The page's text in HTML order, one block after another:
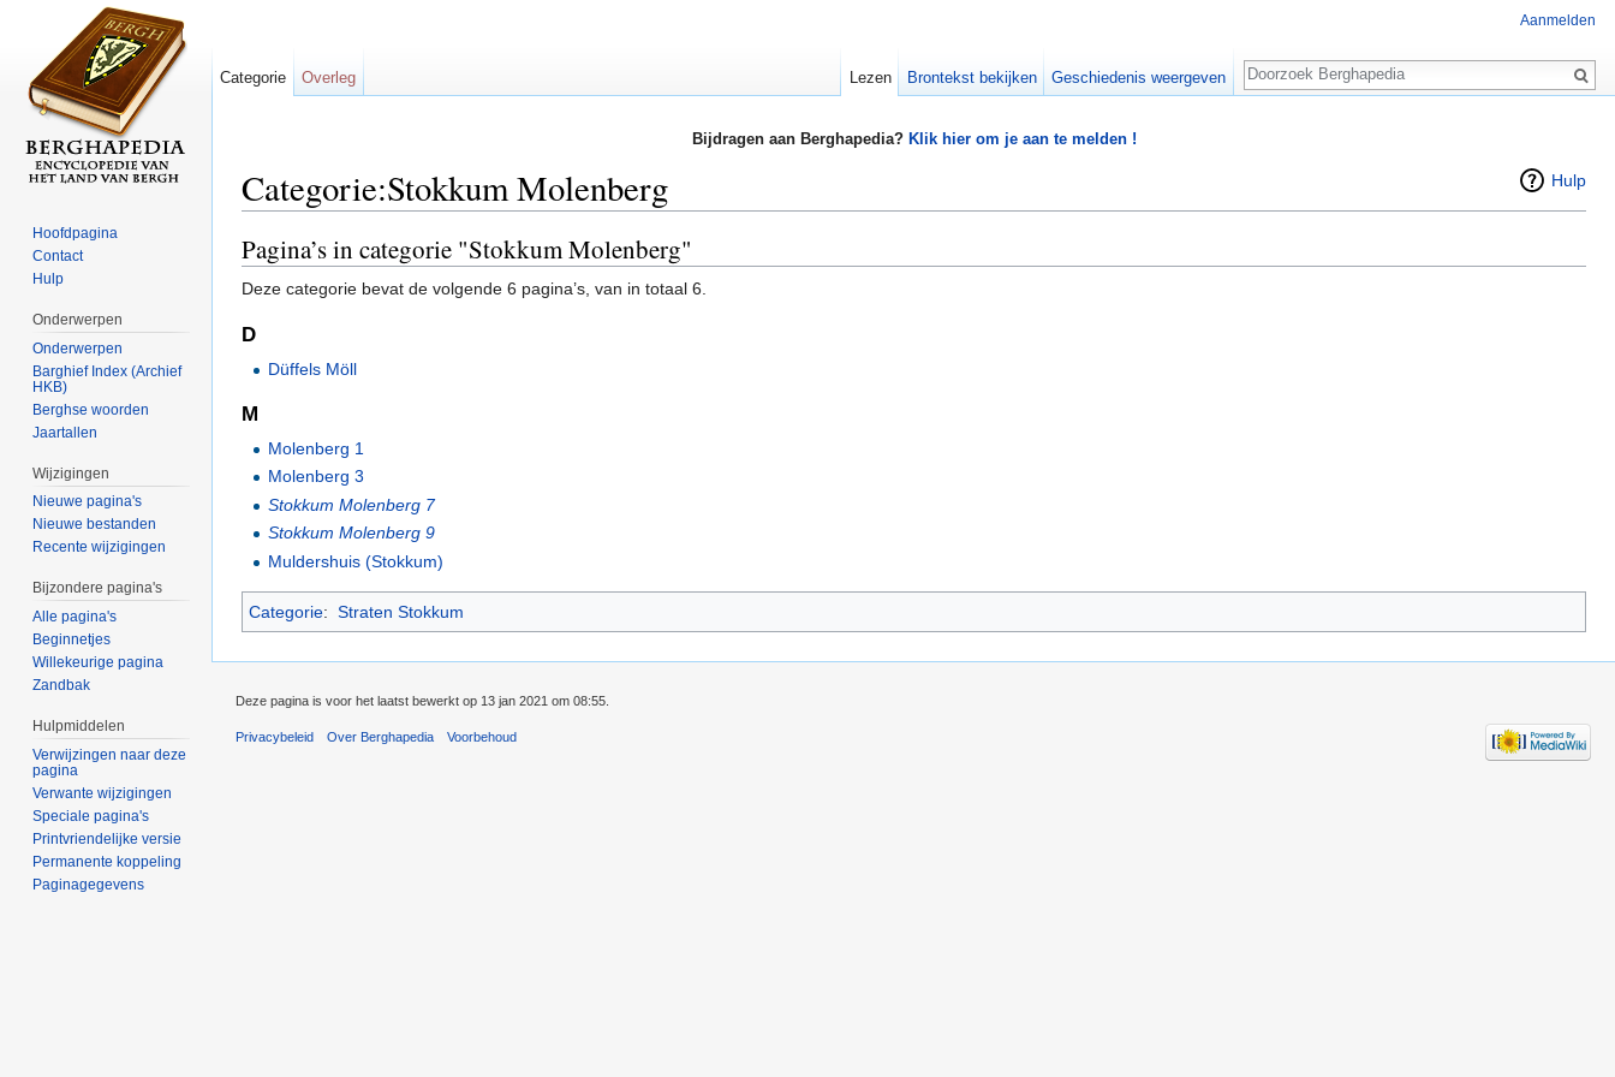
Bijdragen aan Berghapedia? Klik hier om je aan te melden !
Hulp
Categorie:Stokkum Molenberg
Pagina’s in categorie "Stokkum Molenberg"
Deze categorie bevat de volgende 6 pagina’s, van in totaal 6.
D
Düffels Möll
M
Molenberg 1
Molenberg 3
Stokkum Molenberg 7
Stokkum Molenberg 9
Muldershuis (Stokkum)
Categorie: Straten Stokkum
Aanmelden
Categorie Overleg Lezen Brontekst bekijken Geschiedenis weergeven
Zoeken
Hoofdpagina
Contact
Hulp
Onderwerpen
Onderwerpen
Barghief Index (Archief
HKB)
Berghse woorden
Jaartallen
Wijzigingen
Nieuwe pagina's
Nieuwe bestanden
Recente wijzigingen
Bijzondere pagina's
Alle pagina's
Beginnetjes
Willekeurige pagina
Zandbak
Hulpmiddelen
Verwijzingen naar deze
pagina
Verwante wijzigingen
Speciale pagina's
Printvriendelijke versie
Permanente koppeling
Paginagegevens
Deze pagina is voor het laatst bewerkt op 13 jan 2021 om 08:55.
Privacybeleid Over Berghapedia Voorbehoud